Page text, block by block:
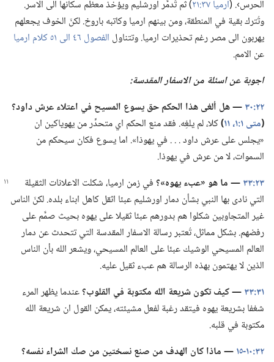
الحرس›.‏ (‏ارميا ٣٧:‏٢١
‏)‏ ثم تُدمَّر اورشليم ويؤخذ معظم سكانها الى الاسر.‏
وتُترك بقية في المنطقة،‏ ومن بينهم ارميا وكاتبه باروخ.‏ لكنّ الخوف يجعلهم
يهربون الى مصر رغم تحذيرات ارميا.‏ وتتناول الفصول ٤٦ الى ٥١ كلام ارميا
عن الامم.‏
اجوبة عن اسئلة من الاسفار المقدسة:‏
٢٢:‏٣٠
‏—‏ هل ألغى هذا الحكم حق يسوع المسيح في اعتلاء عرش داود؟‏
(‏متى ١:‏١،‏ ١١‏)‏كلا،‏ لم يلغِه.‏ فقد منع الحكم اي متحدِّر من يهوياكين ان
«يجلس على عرش داود .‏ .‏ .‏ في يهوذا».‏ اما يسوع فكان سيحكم من
السموات،‏ لا من عرش في يهوذا.‏
٢٣:‏٣٣
‏—‏ ماهو ‏«عبء يهوه»؟‏في زمن ارميا،‏ شكلت الاعلانات الثقيلة
التي نادى بها النبي بشأن دمار اورشليم عبئا اثقل كاهل ابناء بلده.‏ لكنّ الناس
غير المتجاوبين شكلوا هم بدورهم عبئا ثقيلا على يهوه بحيث صمَّم على
رفضهم.‏ بشكل مماثل،‏ تُعتبر رسالة الاسفار المقدسة التي تتحدث عن دمار
العالم المسيحي الوشيك عبئا على العالم المسيحي،‏ ويشعر الله بأن الناس
الذين لا يهتمون بهذه الرسالة هم عبء ثقيل عليه.‏
٣١:‏٣٣
‏—‏ كيف تكون شريعة الله مكتوبة في القلوب؟‏عندما يظهر المرء
شغفا بشريعة يهوه فيتقد رغبة لفعل مشيئته،‏ يمكن القول ان شريعة الله
مكتوبة في قلبه.‏
٣٢:‏١٠-‏١٥
‏—‏ ماذا كان الهدف من صنع نسختين من صك الشراء نفسه؟‏